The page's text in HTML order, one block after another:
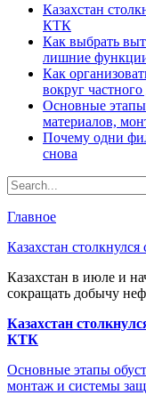
Казахстан
КТК
Как выбрать
лишние
Как
вокруг
Основные этапы
материалов,
Почему одни
снова
Главное
Казахстан
Казахстан в июле и
сокращать добычу
Казахстан
КТК
Основные этапы
монтаж и системы